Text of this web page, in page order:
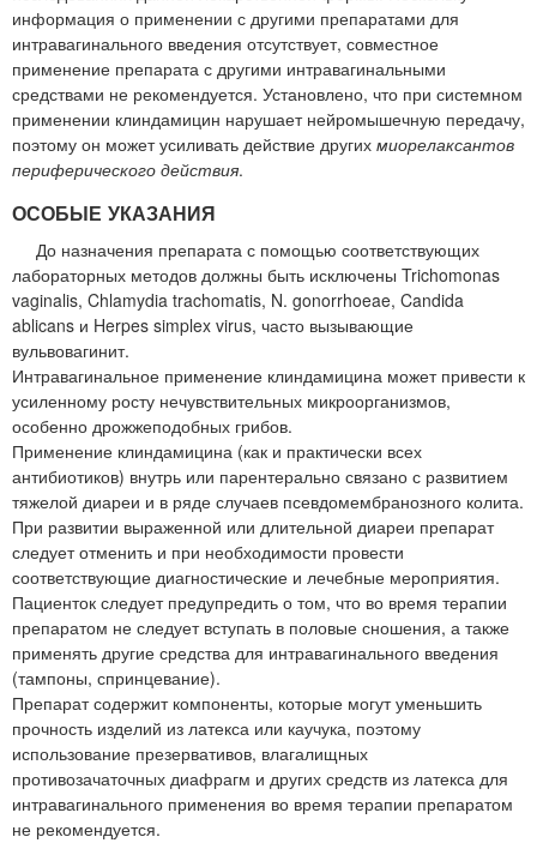
информация о применении с другими препаратами для
интравагинального введения отсутствует, совместное
применение препарата с другими интравагинальными
средствами не рекомендуется. Установлено, что при системном
применении клиндамицин нарушает нейромышечную передачу,
поэтому он может усиливать действие других миорелаксантов
периферического действия.
ОСОБЫЕ УКАЗАНИЯ
До назначения препарата с помощью соответствующих
лабораторных методов должны быть исключены Trichomonas
vaginalis, Chlamydia trachomatis, N. gonorrhoeae, Candida
ablicans и Herpes simplex virus, часто вызывающие
вульвовагинит.
Интравагинальное применение клиндамицина может привести к
усиленному росту нечувствительных микроорганизмов,
особенно дрожжеподобных грибов.
Применение клиндамицина (как и практически всех
антибиотиков) внутрь или парентерально связано с развитием
тяжелой диареи и в ряде случаев псевдомембранозного колита.
При развитии выраженной или длительной диареи препарат
следует отменить и при необходимости провести
соответствующие диагностические и лечебные мероприятия.
Пациенток следует предупредить о том, что во время терапии
препаратом не следует вступать в половые сношения, а также
применять другие средства для интравагинального введения
(тампоны, спринцевание).
Препарат содержит компоненты, которые могут уменьшить
прочность изделий из латекса или каучука, поэтому
использование презервативов, влагалищных
противозачаточных диафрагм и других средств из латекса для
интравагинального применения во время терапии препаратом
не рекомендуется.